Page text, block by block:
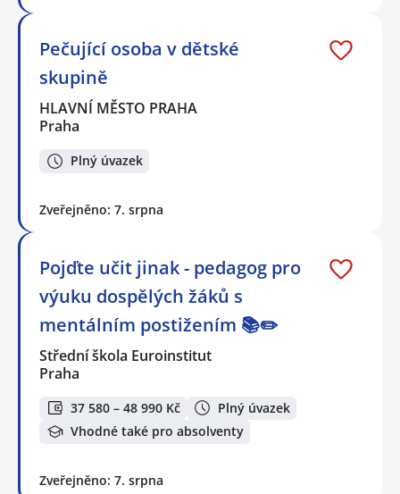
Pečující osoba v dětské
skupině
HLAVNÍ MĚSTO PRAHA
Praha
Plný úvazek
Zveřejněno: 7. srpna
Pojďte učit jinak - pedagog pro
výuku dospělých žáků s
mentálním postižením 📚✏️
Střední škola Euroinstitut
Praha
37 580 – 48 990 Kč
Plný úvazek
Vhodné také pro absolventy
Zveřejněno: 7. srpna